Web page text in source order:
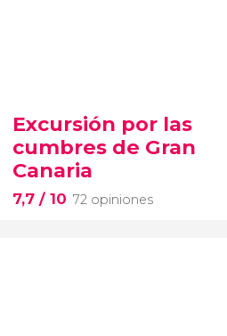
Excursión por las
cumbres de Gran
Canaria
7,7 / 10 72 opiniones